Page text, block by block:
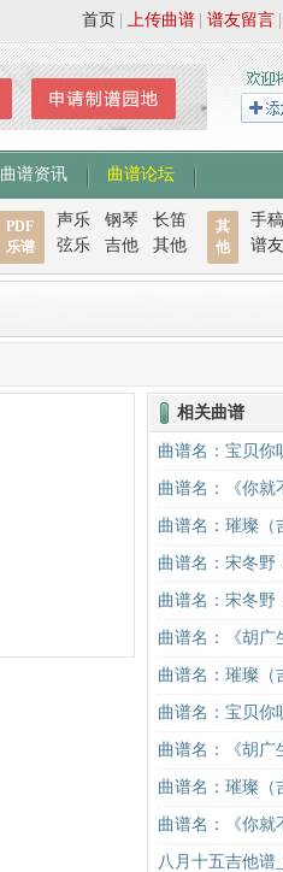
谱友留言
上传曲谱
首页
曲谱资讯 曲谱论坛
PDF
乐谱
声乐 钢琴
长笛
弦乐
吉他 其他
其
他
手
谱
相关曲谱
曲谱名：宝贝你
曲谱名：《你就
谱C调简单版吉
曲谱名：璀璨（
曲谱名：宋冬野
谱G调初级进阶
学）吉他谱
曲谱名：宋冬野
谱C调简单版（
吉他谱
曲谱名：《胡广
进阶版（酷音小
吉他谱
曲谱名：璀璨（
曲谱名：宝贝你
曲谱名：《胡广
版（酷音小伟吉
谱
曲谱名：璀璨（
曲谱名：《你就
谱C调简单版吉
八月十五吉他谱